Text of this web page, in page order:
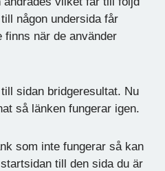
någon undersida får
finns när de använder
sidan bridgeresultat. Nu
så länken fungerar igen.
som inte fungerar så kan
till den sida du är